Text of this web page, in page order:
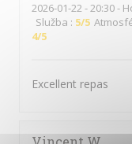
2026-01-22- 20:30 -
Služba : 5/5
4/5
Excellent repas